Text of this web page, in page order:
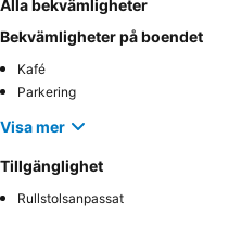
Alla bekvämligheter
Bekvämligheter på boendet
Kafé
Parkering
Visa mer
Tillgänglighet
Rullstolsanpassat